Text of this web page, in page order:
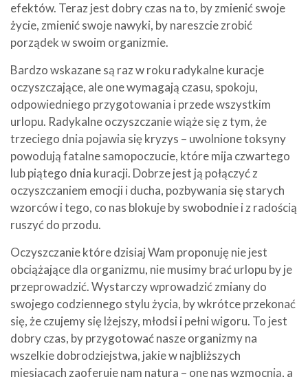
efektów. Teraz jest dobry czas na to, by zmienić swoje
życie, zmienić swoje nawyki, by nareszcie zrobić
porządek w swoim organizmie.
Bardzo wskazane są raz w roku radykalne kuracje
oczyszczające, ale one wymagają czasu, spokoju,
odpowiedniego przygotowania i przede wszystkim
urlopu. Radykalne oczyszczanie wiąże się z tym, że
trzeciego dnia pojawia się kryzys – uwolnione toksyny
powodują fatalne samopoczucie, które mija czwartego
lub piątego dnia kuracji. Dobrze jest ją połączyć z
oczyszczaniem emocji i ducha, pozbywania się starych
wzorców i tego, co nas blokuje by swobodnie i z radością
ruszyć do przodu.
Oczyszczanie które dzisiaj Wam proponuję nie jest
obciążające dla organizmu, nie musimy brać urlopu by je
przeprowadzić. Wystarczy wprowadzić zmiany do
swojego codziennego stylu życia, by wkrótce przekonać
się, że czujemy się lżejszy, młodsi i pełni wigoru. To jest
dobry czas, by przygotować nasze organizmy na
wszelkie dobrodziejstwa, jakie w najbliższych
miesiącach zaoferuje nam natura – one nas wzmocnią, a